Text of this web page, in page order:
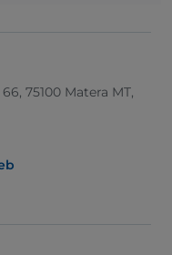
75100 Matera MT,